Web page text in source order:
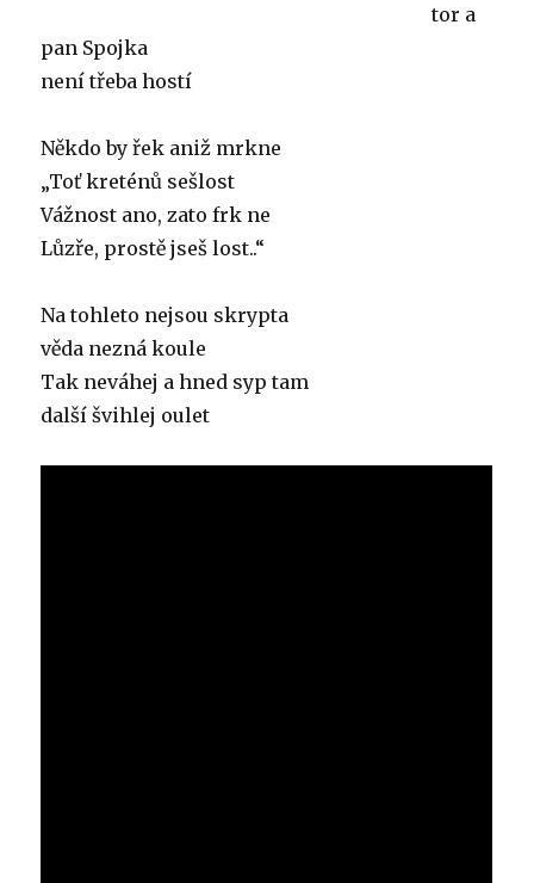
tor a
pan Spojka
není třeba hostí
Někdo by řek aniž mrkne
„Toť kreténů sešlost
Vážnost ano, zato frk ne
Lůzře, prostě jseš lost..“
Na tohleto nejsou skrypta
věda nezná koule
Tak neváhej a hned syp tam
další švihlej oulet